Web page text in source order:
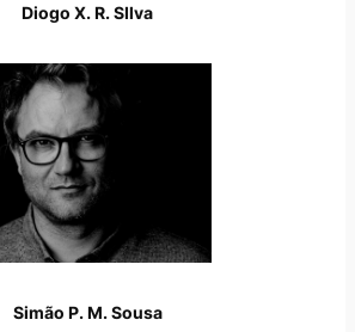
Diogo X. R. SIlva
Simão P. M. Sousa